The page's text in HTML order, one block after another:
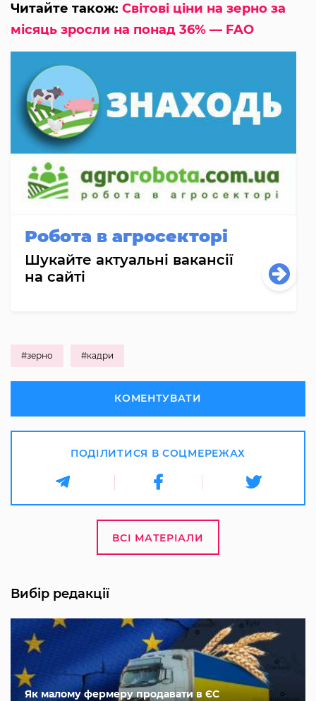
Читайте також: Світові ціни на зерно за
місяць зросли на понад 36% — FAO
Робота в агросекторі
Шукайте актуальні вакансії
на сайті
#зерно #кадри
КОМЕНТУВАТИ
ПОДІЛИТИСЯ В СОЦМЕРЕЖАХ
ВСІ МАТЕРІАЛИ
Вибір редакції
Як малому фермеру продавати в ЄС